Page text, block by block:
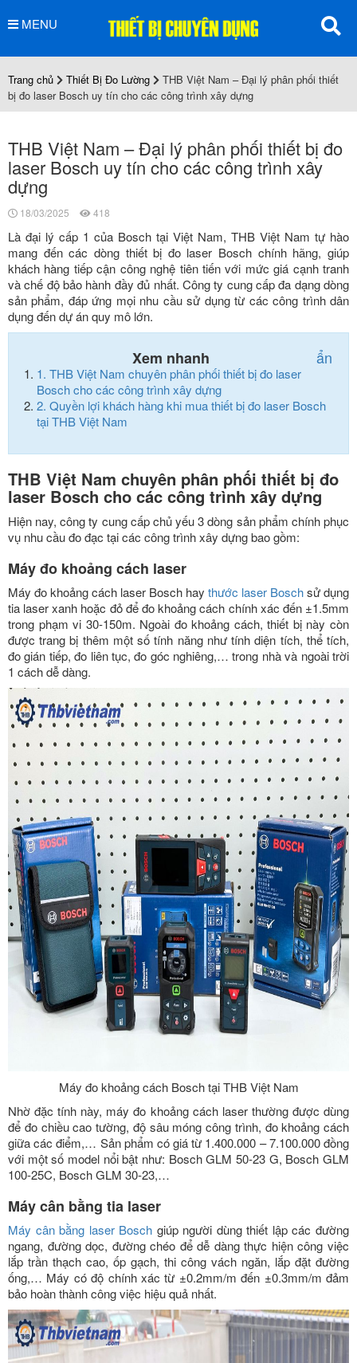
MENU
Trang chủ Thiết Bị Đo Lường
THB Việt Nam – Đại lý phân phối thiết
bị đo laser Bosch uy tín cho các công trình xây dựng
THB Việt Nam – Đại lý phân phối thiết bị đo
laser Bosch uy tín cho các công trình xây
dựng
18/03/2025 418
Là đại lý cấp 1 của Bosch tại Việt Nam, THB Việt Nam tự hào
mang đến các dòng thiết bị đo laser Bosch chính hãng, giúp
khách hàng tiếp cận công nghệ tiên tiến với mức giá cạnh tranh
và chế độ bảo hành đầy đủ nhất. Công ty cung cấp đa dạng dòng
sản phẩm, đáp ứng mọi nhu cầu sử dụng từ các công trình dân
dụng đến dự án quy mô lớn.
Xem nhanh ẩn
1. THB Việt Nam chuyên phân phối thiết bị đo laser
Bosch cho các công trình xây dựng
2. Quyền lợi khách hàng khi mua thiết bị đo laser Bosch
tại THB Việt Nam
THB Việt Nam chuyên phân phối thiết bị đo
laser Bosch cho các công trình xây dựng
Hiện nay, công ty cung cấp chủ yếu 3 dòng sản phẩm chính phục
vụ nhu cầu đo đạc tại các công trình xây dựng bao gồm:
Máy đo khoảng cách laser
Máy đo khoảng cách laser Bosch hay thước laser Boschsử dụng
tia laser xanh hoặc đỏ để đo khoảng cách chính xác đến ±1.5mm
trong phạm vi 30-150m. Ngoài đo khoảng cách, thiết bị này còn
được trang bị thêm một số tính năng như tính diện tích, thể tích,
đo gián tiếp, đo liên tục, đo góc nghiêng,… trong nhà và ngoài trời
1 cách dễ dàng.
Máy đo khoảng cách Bosch tại THB Việt Nam
Nhờ đặc tính này, máy đo khoảng cách laser thường được dùng
để đo chiều cao tường, độ sâu móng công trình, đo khoảng cách
giữa các điểm,… Sản phẩm có giá từ 1.400.000 – 7.100.000 đồng
với một số model nổi bật như: Bosch GLM 50-23 G, Bosch GLM
100-25C, Bosch GLM 30-23,…
Máy cân bằng tia laser
Máy cân bằng laser Bosch giúp người dùng thiết lập các đường
ngang, đường dọc, đường chéo để dễ dàng thực hiện công việc
lắp trần thạch cao, ốp gạch, thi công vách ngăn, lắp đặt đường
ống,… Máy có độ chính xác từ ±0.2mm/m đến ±0.3mm/m đảm
bảo hoàn thành công việc hiệu quả nhất.